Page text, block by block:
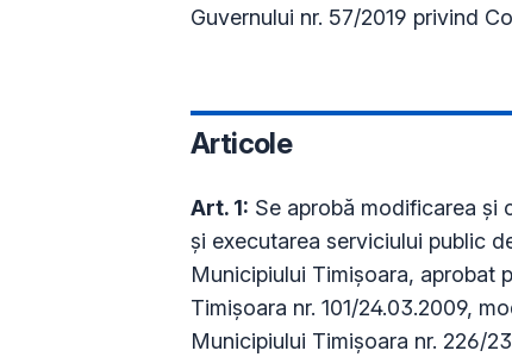
Guvernului nr. 57/2019 privind
Articole
Art. 1: Se aprobă modificarea şi
şi executarea serviciului public
Municipiului Timişoara, aprobat
Timișoara nr. 101/24.03.2009,
Municipiului Timișoara nr. 226/